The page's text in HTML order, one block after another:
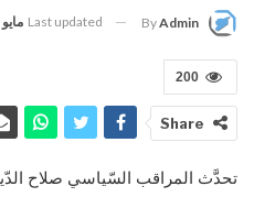
ByAdmin
Last updated مايو 19, 2026
200
Share
تحدَّث المراقب السّياسي صلاح